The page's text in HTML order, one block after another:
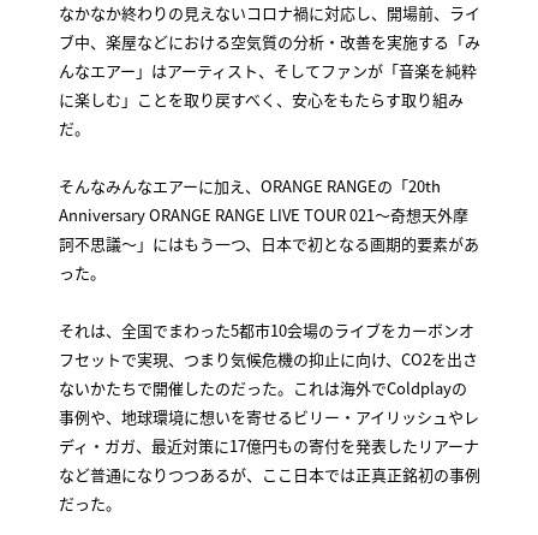
なかなか終わりの見えないコロナ禍に対応し、開場前、ライ
ブ中、楽屋などにおける空気質の分析・改善を実施する「み
んなエアー」はアーティスト、そしてファンが「音楽を純粋
に楽しむ」ことを取り戻すべく、安心をもたらす取り組み
だ。
そんなみんなエアーに加え、ORANGE RANGEの「20th
Anniversary ORANGE RANGE LIVE TOUR 021〜奇想天外摩
訶不思議〜」にはもう一つ、日本で初となる画期的要素があ
った。
それは、全国でまわった5都市10会場のライブをカーボンオ
フセットで実現、つまり気候危機の抑止に向け、CO2を出さ
ないかたちで開催したのだった。これは海外でColdplayの
事例や、地球環境に想いを寄せるビリー・アイリッシュやレ
ディ・ガガ、最近対策に17億円もの寄付を発表したリアーナ
など普通になりつつあるが、ここ日本では正真正銘初の事例
だった。